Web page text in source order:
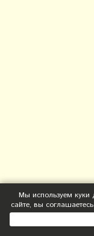
Мы используем куки
сайте, вы